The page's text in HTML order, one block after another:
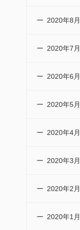
2020年8月
2020年7月
2020年6月
2020年5月
2020年4月
2020年3月
2020年2月
2020年1月